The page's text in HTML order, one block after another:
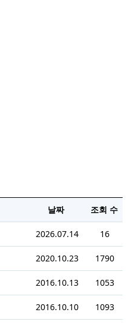
날짜 조회 수
2026.07.14 16
2020.10.23 1790
2016.10.13 1053
2016.10.10 1093